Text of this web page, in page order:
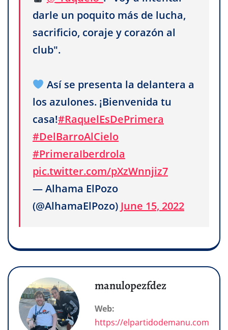
darle un poquito más de lucha,
sacrificio, coraje y corazón al
club".
Así se presenta la delantera a
los azulones. ¡Bienvenida tu
casa!#RaquelEsDePrimera
#DelBarroAlCielo
#PrimeraIberdrola
pic.twitter.com/pXzWnnjiz7
— Alhama ElPozo
(@AlhamaElPozo) June 15, 2022
manulopezfdez
Web:
https://elpartidodemanu.com